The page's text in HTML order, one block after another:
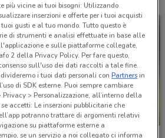
-1 GIORNO
più vicine ai tuoi bisogni: Utilizzando
inserzioni e offerte per i tuoi acquisti
gusti e al tuo mondo. Tutto questo è
di strumenti e analisi effettuate in base alle
e sulle piattaforme collegate,
2 della Privacy Policy. Per fare questo,
sull'uso dei dati raccolti a tale fine.
i tuoi dati personali conPartnersin
di SDK esterne. Puoi sempre cambiare
> Personalizzazione, all’interno della
accetti: Le inserzioni pubblicitarie che
potranno trattare di argomenti relativi
su piattaforme esterne a
se un servizio a noi collegato ci informa